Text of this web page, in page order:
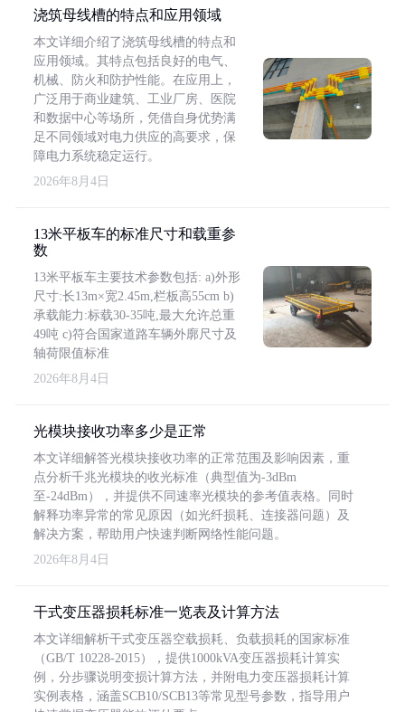
浇筑母线槽的特点和应用领域
本文详细介绍了浇筑母线槽的特点和
应用领域。其特点包括良好的电气、
机械、防火和防护性能。在应用上，
广泛用于商业建筑、工业厂房、医院
和数据中心等场所，凭借自身优势满
足不同领域对电力供应的高要求，保
障电力系统稳定运行。
2026年8月4日
13米平板车的标准尺寸和载重参
数
13米平板车主要技术参数包括: a)外形
尺寸:长13m×宽2.45m,栏板高55cm b)
承载能力:标载30-35吨,最大允许总重
49吨 c)符合国家道路车辆外廓尺寸及
轴荷限值标准
2026年8月4日
光模块接收功率多少是正常
本文详细解答光模块接收功率的正常范围及影响因素，重
点分析千兆光模块的收光标准（典型值为-3dBm
至-24dBm），并提供不同速率光模块的参考值表格。同时
解释功率异常的常见原因（如光纤损耗、连接器问题）及
解决方案，帮助用户快速判断网络性能问题。
2026年8月4日
干式变压器损耗标准一览表及计算方法
本文详细解析干式变压器空载损耗、负载损耗的国家标准
（GB/T 10228-2015），提供1000kVA变压器损耗计算实
例，分步骤说明变损计算方法，并附电力变压器损耗计算
实例表格，涵盖SCB10/SCB13等常见型号参数，指导用户